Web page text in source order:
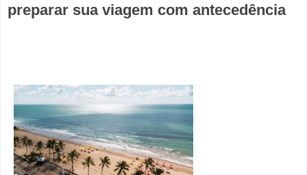
preparar sua viagem com antecedência